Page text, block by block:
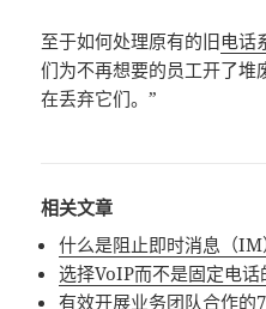
至于如何处理原有的旧电话
们为不再想要的员工开了堆
在丢弃它们。”
相关文章
什么是阻止即时消息（IM
选择VoIP而不是固定电话
有效开展业务团队合作的7